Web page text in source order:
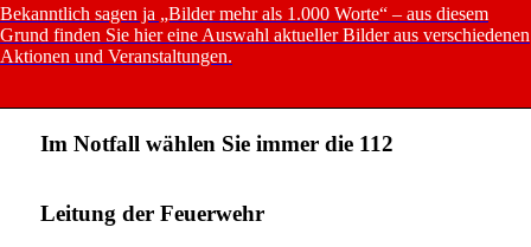
Bekanntlich sagen ja „Bilder mehr als 1.000 Worte“ – aus diesem
Grund finden Sie hier eine Auswahl aktueller Bilder aus verschiedenen
Aktionen und Veranstaltungen.
Im Notfall wählen Sie immer die 112
Leitung der Feuerwehr